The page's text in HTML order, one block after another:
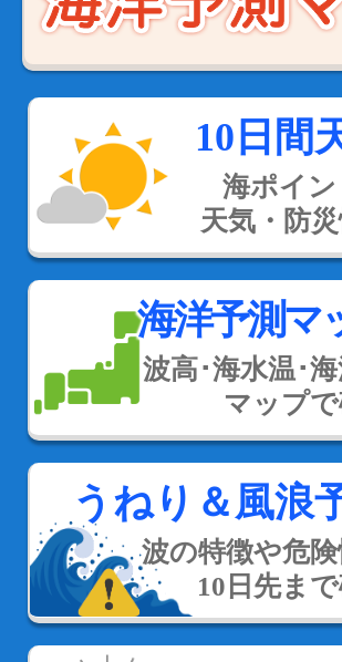
10日間
海ポイ
天気・防
海洋予測マ
波高･海水温･
マップ
うねり＆風浪
波の特徴や危
10日先ま